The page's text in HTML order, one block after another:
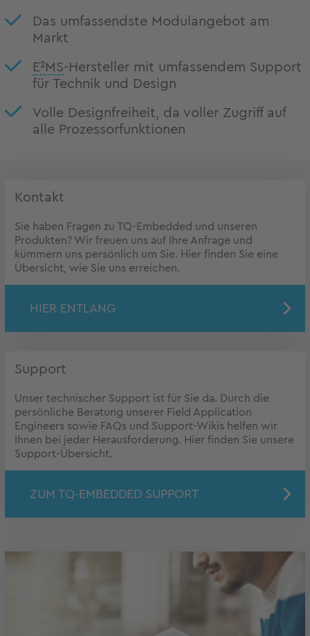
Das umfassendste Modulangebot am
Markt
E²MS-Hersteller mit umfassendem Support
für Technik und Design
Volle Designfreiheit, da voller Zugriff auf
alle Prozessorfunktionen
Kontakt
Sie haben Fragen zu TQ-Embedded und unseren
Produkten? Wir freuen uns auf Ihre Anfrage und
kümmern uns persönlich um Sie. Hier finden Sie eine
Übersicht, wie Sie uns erreichen.
HIER ENTLANG
Support
Unser technischer Support ist für Sie da. Durch die
persönliche Beratung unserer Field Application
Engineers sowie FAQs und Support-Wikis helfen wir
Ihnen bei jeder Herausforderung. Hier finden Sie unsere
Support-Übersicht.
ZUM TQ-EMBEDDED SUPPORT